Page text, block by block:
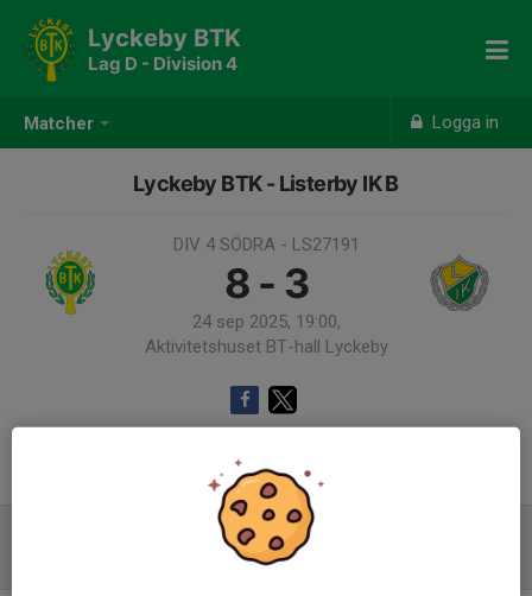
Matcher Logga in
Lyckeby BTK
Lag D - Division 4
Lyckeby BTK - Listerby IK B
DIV 4 SÖDRA - LS27191
8 - 3
24 sep 2025, 19:00,
Aktivitetshuset BT-hall Lyckeby
Samling 18:00